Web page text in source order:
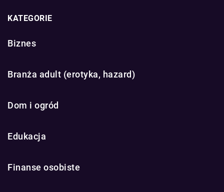
KATEGORIE
Biznes
Branża adult (erotyka, hazard)
Dom i ogród
Edukacja
Finanse osobiste